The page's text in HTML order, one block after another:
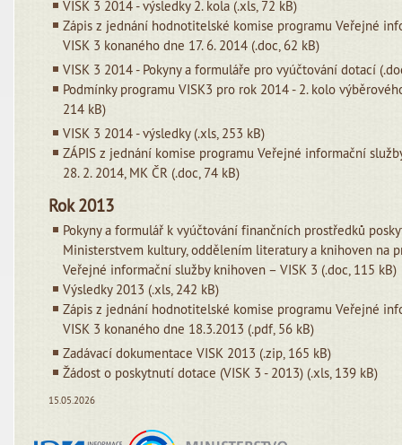
VISK 3 2014 - výsledky 2. kola (.xls, 72 kB)
Zápis z jednání hodnotitelské komise programu Veřejné
VISK 3 konaného dne 17. 6. 2014 (.doc, 62 kB)
VISK 3 2014 - Pokyny a formuláře pro vyúčtování dotací
Podmínky programu VISK3 pro rok 2014 - 2. kolo
214 kB)
VISK 3 2014 - výsledky (.xls, 253 kB)
ZÁPIS z jednání komise programu Veřejné informační
28. 2. 2014, MK ČR (.doc, 74 kB)
Rok 2013
Pokyny a formulář k vyúčtování finančních prostředků
Ministerstvem kultury, oddělením literatury a knihoven na
Veřejné informační služby knihoven – VISK 3 (.doc, 115 kB)
Výsledky 2013 (.xls, 242 kB)
Zápis z jednání hodnotitelské komise programu Veřejné
VISK 3 konaného dne 18.3.2013 (.pdf, 56 kB)
Zadávací dokumentace VISK 2013 (.zip, 165 kB)
Žádost o poskytnutí dotace (VISK 3 - 2013) (.xls, 139 kB)
15.05.2026